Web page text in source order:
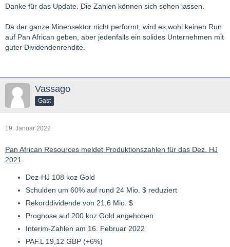
Danke für das Update. Die Zahlen können sich sehen lassen.
Da der ganze Minensektor nicht performt, wird es wohl keinen Run
auf Pan African geben, aber jedenfalls ein solides Unternehmen mit
guter Dividendenrendite.
Vassago
Gast
19. Januar 2022
Pan African Resources meldet Produktionszahlen für das Dez. HJ
2021
Dez-HJ 108 koz Gold
Schulden um 60% auf rund 24 Mio. $ reduziert
Rekorddividende von 21,6 Mio. $
Prognose auf 200 koz Gold angehoben
Interim-Zahlen am 16. Februar 2022
PAF.L 19,12 GBP (+6%)